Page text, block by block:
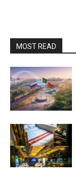
MOST READ